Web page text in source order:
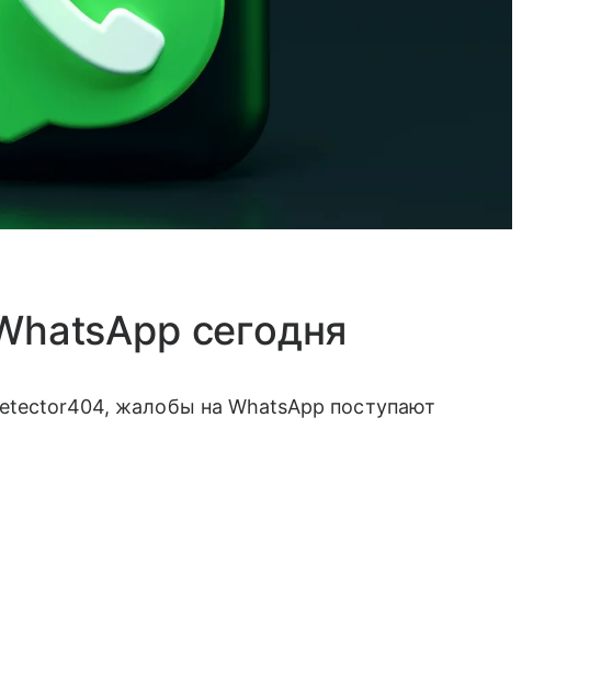
сегодня
жалобы на WhatsApp поступают